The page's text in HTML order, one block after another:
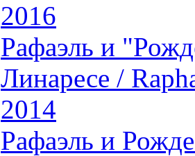
2016
Рафаэль и
Линаресе /
2014
Рафаэль и